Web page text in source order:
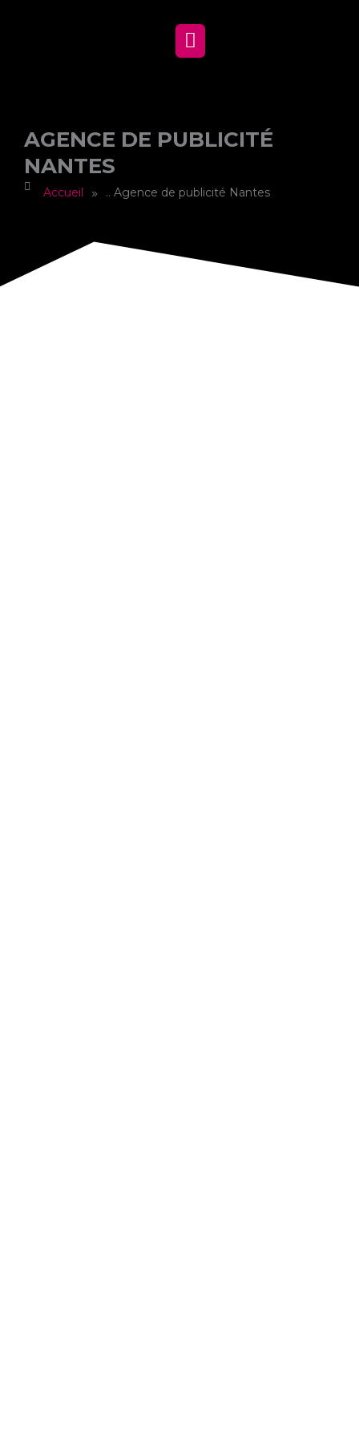
AGENCE DE PUBLICITÉ
NANTES
Accueil » .. Agence de publicité Nantes